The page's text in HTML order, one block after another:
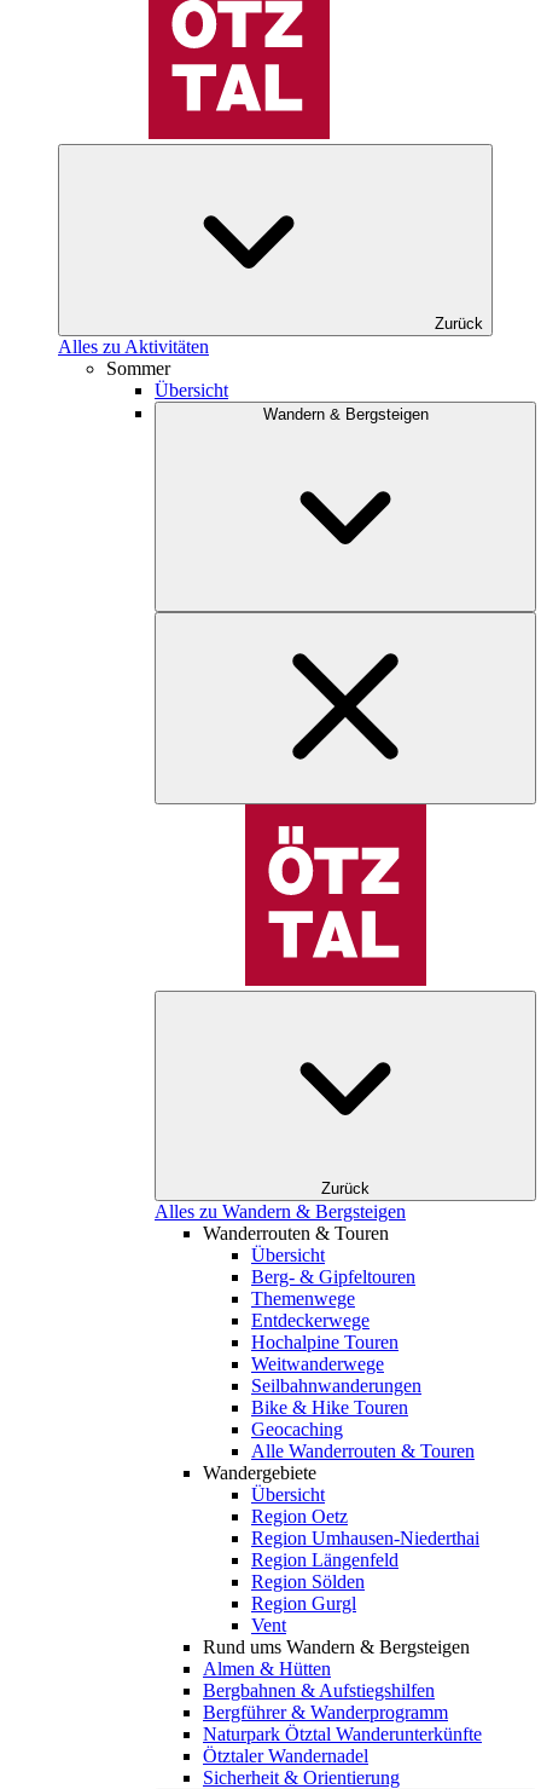
Zurück
Alles zu Aktivitäten
Sommer
Übersicht
Wandern & Bergsteigen
Zurück
Alles zu Wandern & Bergsteigen
Wanderrouten & Touren
Übersicht
Berg- & Gipfeltouren
Themenwege
Entdeckerwege
Hochalpine Touren
Weitwanderwege
Seilbahnwanderungen
Bike & Hike Touren
Geocaching
Alle Wanderrouten & Touren
Wandergebiete
Übersicht
Region Oetz
Region Umhausen-Niederthai
Region Längenfeld
Region Sölden
Region Gurgl
Vent
Rund ums Wandern & Bergsteigen
Almen & Hütten
Bergbahnen & Aufstiegshilfen
Bergführer & Wanderprogramm
Naturpark Ötztal Wanderunterkünfte
Ötztaler Wandernadel
Sicherheit & Orientierung